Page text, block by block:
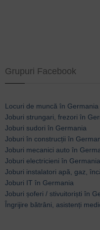
Grupuri Facebook
Locuri de muncă în Germania
Joburi strungari, frezori în
Joburi sudori în Germania
Joburi în construcții în
Joburi mecanici auto în
Joburi electricieni în Germania
Joburi instalatori apă, gaz,
Joburi IT în Germania
Joburi șoferi / stivuitoriști în
Îngrijire bătrâni, asistenți